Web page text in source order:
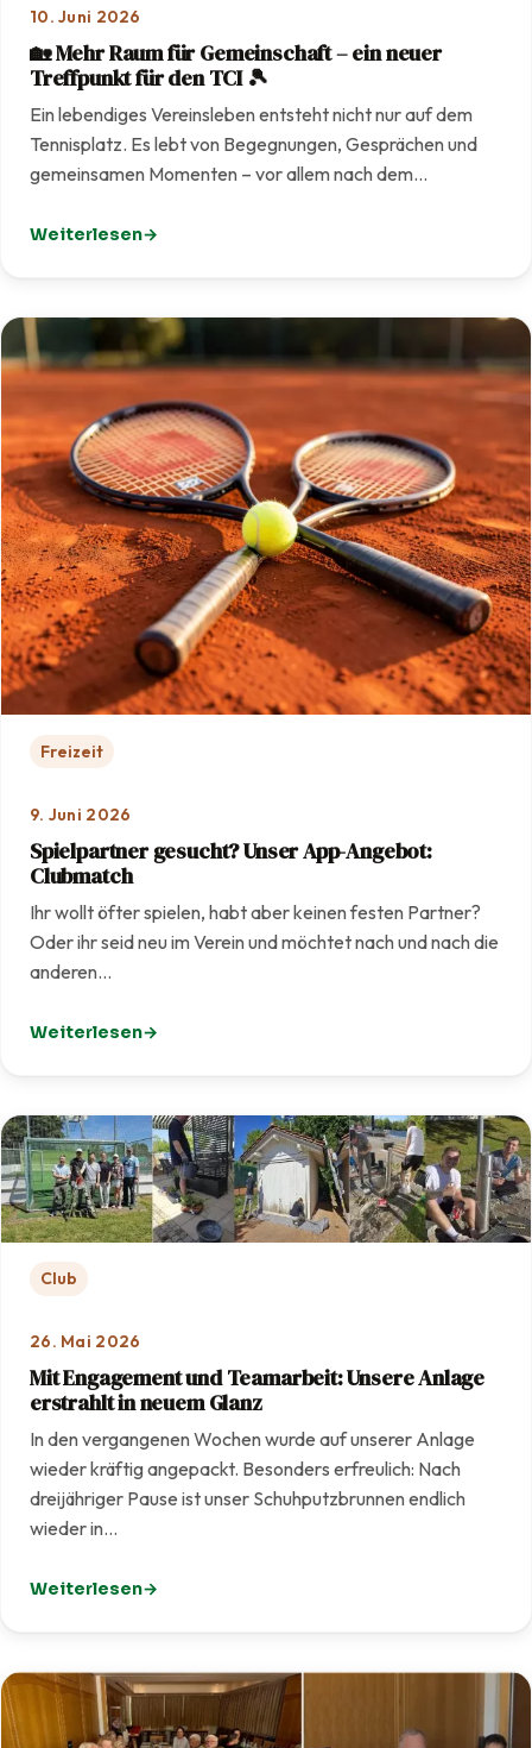
10. Juni 2026
🏡 Mehr Raum für Gemeinschaft – ein neuer
Treffpunkt für den TCI 🎾
Ein lebendiges Vereinsleben entsteht nicht nur auf dem
Tennisplatz. Es lebt von Begegnungen, Gesprächen und
gemeinsamen Momenten – vor allem nach dem…
Weiterlesen
: 🏡 Mehr Raum für Gemeinschaft – ein neuer Treffpunkt
Freizeit
9. Juni 2026
Spielpartner gesucht? Unser App-Angebot:
Clubmatch
Ihr wollt öfter spielen, habt aber keinen festen Partner?
Oder ihr seid neu im Verein und möchtet nach und nach die
anderen…
Weiterlesen
: Spielpartner gesucht? Unser App-Angebot: Clubmatch
Club
26. Mai 2026
Mit Engagement und Teamarbeit: Unsere Anlage
erstrahlt in neuem Glanz
In den vergangenen Wochen wurde auf unserer Anlage
wieder kräftig angepackt. Besonders erfreulich: Nach
dreijähriger Pause ist unser Schuhputzbrunnen endlich
wieder in…
Weiterlesen
: Mit Engagement und Teamarbeit: Unsere Anlage